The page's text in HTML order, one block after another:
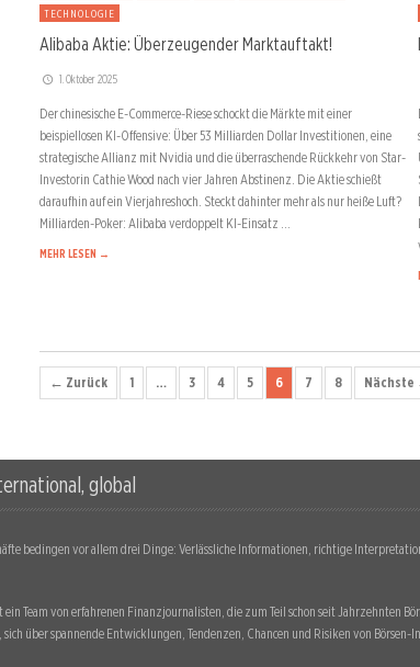
TECHNOLOGIE
Alibaba Aktie: Überzeugender Marktauftakt!
1. Oktober 2025
Der chinesische E-Commerce-Riese schockt die Märkte mit einer
beispiellosen KI-Offensive: Über 53 Milliarden Dollar Investitionen, eine
strategische Allianz mit Nvidia und die überraschende Rückkehr von Star-
Investorin Cathie Wood nach vier Jahren Abstinenz. Die Aktie schießt
daraufhin auf ein Vierjahreshoch. Steckt dahinter mehr als nur heiße Luft?
Milliarden-Poker: Alibaba verdoppelt KI-Einsatz …
MEHR LESEN →
← Zurück 1 … 3 4 5 6 7 8 Nächste
global
bedingen vor allem drei Dinge: Verlässliche Informationen, richtige
ein Team von erfahrenen Finanzjournalisten, die zum Teil schon seit Jahrzehnten
über spannende Entwicklungen, Tendenzen, Chancen und Risiken von